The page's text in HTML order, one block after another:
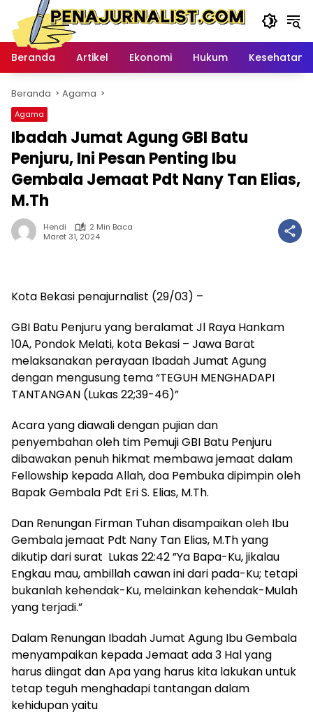
Langsung
konten
Beranda
Artikel Ekonomi Hukum Kesehatan
Beranda Agama
Agama
Ibadah Jumat Agung GBI Batu
Penjuru, Ini Pesan Penting Ibu
Gembala Jemaat Pdt Nany Tan Elias,
M.Th
Hendi
2 Min Baca
Maret 31, 2024
Kota Bekasi penajurnalist (29/03) –
GBI Batu Penjuru yang beralamat Jl Raya Hankam
10A, Pondok Melati, kota Bekasi – Jawa Barat
melaksanakan perayaan Ibadah Jumat Agung
dengan mengusung tema “TEGUH MENGHADAPI
TANTANGAN (Lukas 22;39-46)”
Acara yang diawali dengan pujian dan
penyembahan oleh tim Pemuji GBI Batu Penjuru
dibawakan penuh hikmat membawa jemaat dalam
Fellowship kepada Allah, doa Pembuka dipimpin oleh
Bapak Gembala Pdt Eri S. Elias, M.Th.
Dan Renungan Firman Tuhan disampaikan oleh Ibu
Gembala jemaat Pdt Nany Tan Elias, M.Th yang
dikutip dari surat Lukas 22:42 ”Ya Bapa-Ku, jikalau
Engkau mau, ambillah cawan ini dari pada-Ku; tetapi
bukanlah kehendak-Ku, melainkan kehendak-Mulah
yang terjadi.”
Dalam Renungan Ibadah Jumat Agung Ibu Gembala
menyampaikan kepada Jemaat ada 3 Hal yang
harus diingat dan Apa yang harus kita lakukan untuk
tetap teguh menghadapi tantangan dalam
kehidupan yaitu